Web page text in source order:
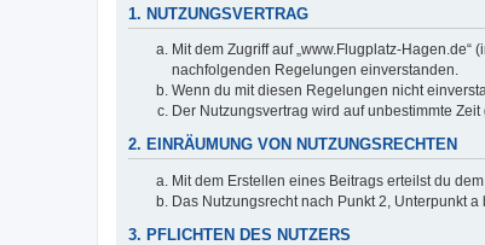
1. NUTZUNGSVERTRAG
Mit dem Zugriff auf „www.Flugplatz-
nachfolgenden Regelungen einverstanden.
Wenn du mit diesen Regelungen nicht
Der Nutzungsvertrag wird auf unbestimmte
2. EINRÄUMUNG VON NUTZUNGSRECHTEN
Mit dem Erstellen eines Beitrags erteilst du
Das Nutzungsrecht nach Punkt 2, Unterpunkt
3. PFLICHTEN DES NUTZERS